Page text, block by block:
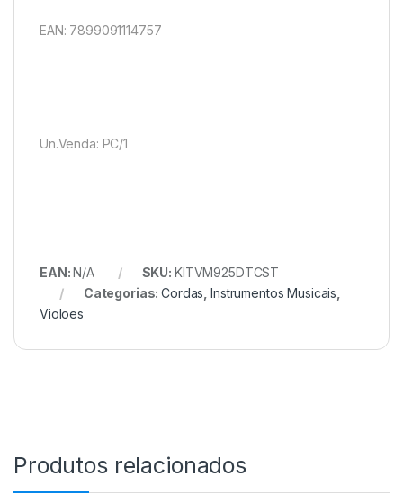
EAN: 7899091114757
Un.Venda: PC/1
EAN:N/A SKU: KITVM925DTCST
Categorias:Cordas ,Instrumentos Musicais
Violoes
Produtos relacionados